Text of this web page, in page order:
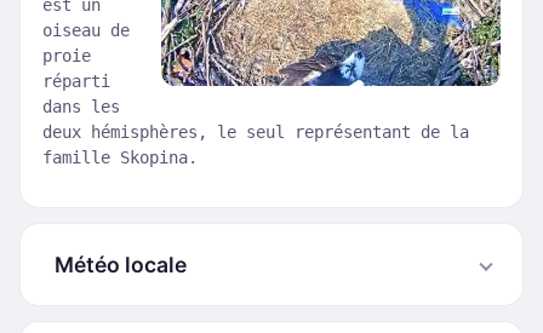
est un
oiseau de
proie
réparti
dans les
deux hémisphères, le seul représentant de la
famille Skopina.
Météo locale